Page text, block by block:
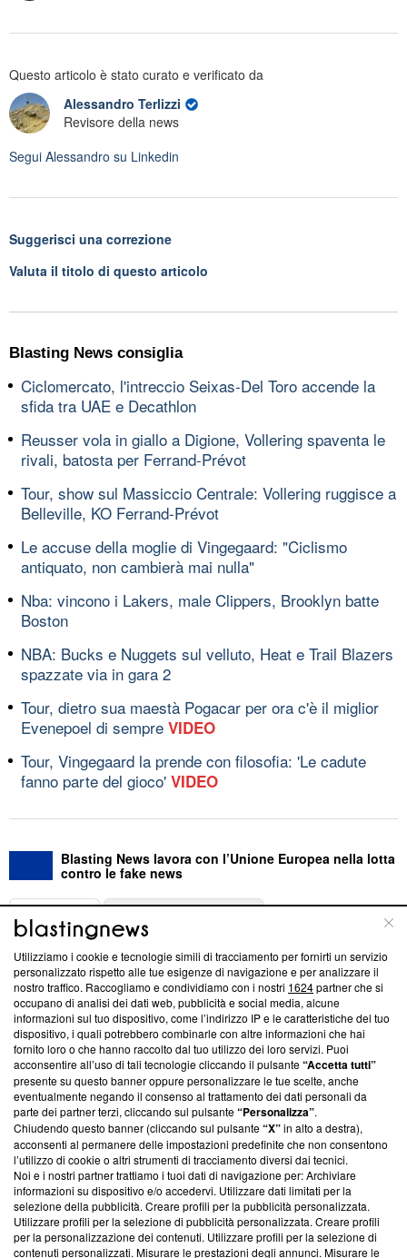
Questo articolo è stato curato e verificato da
Alessandro Terlizzi
Revisore della news
Segui Alessandro su Linkedin
Suggerisci una correzione
Valuta il titolo di questo articolo
Blasting News consiglia
Ciclomercato, l'intreccio Seixas-Del Toro accende la
sfida tra UAE e Decathlon
Reusser vola in giallo a Digione, Vollering spaventa le
rivali, batosta per Ferrand-Prévot
Tour, show sul Massiccio Centrale: Vollering ruggisce a
Belleville, KO Ferrand-Prévot
Le accuse della moglie di Vingegaard: "Ciclismo
antiquato, non cambierà mai nulla"
Nba: vincono i Lakers, male Clippers, Brooklyn batte
Boston
NBA: Bucks e Nuggets sul velluto, Heat e Trail Blazers
spazzate via in gara 2
Tour, dietro sua maestà Pogacar per ora c'è il miglior
Evenepoel di sempre VIDEO
Tour, Vingegaard la prende con filosofia: 'Le cadute
fanno parte del gioco' VIDEO
Blasting News lavora con l’Unione Europea nella lotta
contro le fake news
ABOUT
Questa sezione offre informazioni trasparenti su Blasting
News, sui nostri processi editoriali e su come ci impegniamo a
creare news di qualità. Inoltre, afferma la nostra aderenza a
‘Trust Project - News with Integrity’Blasting News non è
ancora membro del programma, ma ha richiesto di farne
parte; Trust Project non ha ancora effettuato una verifica di
conformità agli standard.
Su di noi
Team editoriale
Corporate
Redazione
Informativa Privacy
Utilizziamo i cookie e tecnologie simili di tracciamento per fornirti un servizio
personalizzato rispetto alle tue esigenze di navigazione e per analizzare il
nostro traffico. Raccogliamo e condividiamo con i nostri 1624partner che si
occupano di analisi dei dati web, pubblicità e social media, alcune
informazioni sul tuo dispositivo, come l’indirizzo IP e le caratteristiche del tuo
dispositivo, i quali potrebbero combinarle con altre informazioni che hai
fornito loro o che hanno raccolto dal tuo utilizzo dei loro servizi. Puoi
acconsentire all’uso di tali tecnologie cliccando il pulsante“Accetta tutti”
presente su questo banner oppure personalizzare le tue scelte, anche
eventualmente negando il consenso al trattamento dei dati personali da
parte dei partner terzi, cliccando sul pulsante“Personalizza”.
Chiudendo questo banner (cliccando sul pulsante“X”in alto a destra),
acconsenti al permanere delle impostazioni predefinite che non consentono
l’utilizzo di cookie o altri strumenti di tracciamento diversi dai tecnici.
Noi e i nostri partner trattiamo i tuoi dati di navigazione per: Archiviare
informazioni su dispositivo e/o accedervi. Utilizzare dati limitati per la
selezione della pubblicità. Creare profili per la pubblicità personalizzata.
Utilizzare profili per la selezione di pubblicità personalizzata. Creare profili
per la personalizzazione dei contenuti. Utilizzare profili per la selezione di
contenuti personalizzati. Misurare le prestazioni degli annunci. Misurare le